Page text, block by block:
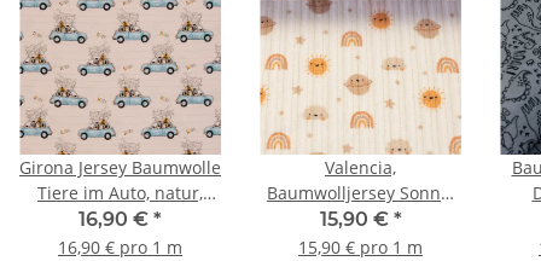
Girona Jersey Baumwolle
Tiere im Auto, natur,
bunt
16,90 € *
16,90 € pro 1 m
Valencia,
Baumwolljersey Sonne,
Regenbogen, Planeten,
natur
15,90 € *
15,90 € pro 1 m